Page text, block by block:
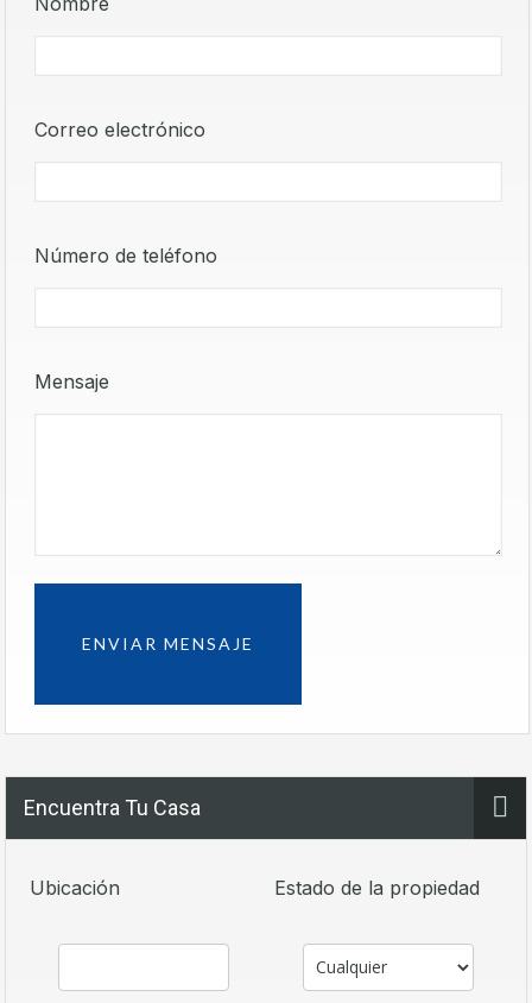
Correo electrónico
Número de teléfono
Mensaje
Encuentra Tu Casa
Ubicación Estado de la propiedad